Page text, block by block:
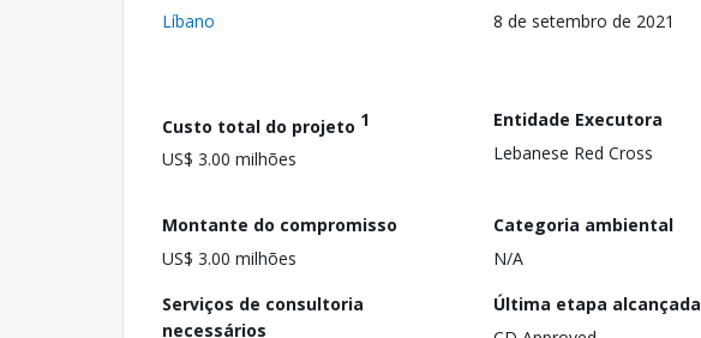
Líbano
8 de setembro de 2021
Custo total do projeto 1
US$ 3.00 milhões
Entidade Executora
Lebanese Red Cross
Montante do compromisso
US$ 3.00 milhões
Categoria ambiental
N/A
Serviços de consultoria
necessários
Última etapa alcançada